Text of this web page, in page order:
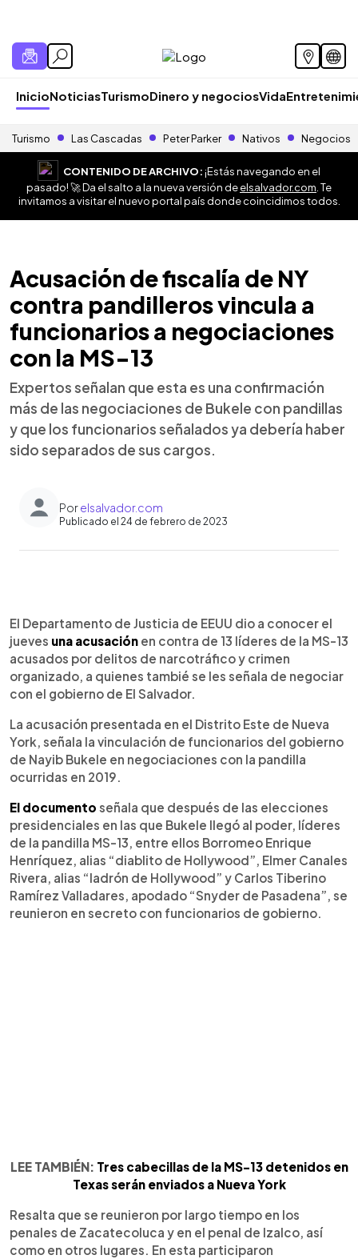
InicioNoticiasTurismoDinero y negociosVida
Turismo Las Cascadas Peter Parker Nativos Negocios
CONTENIDO DE ARCHIVO:¡Estás navegando en el
pasado! 🚀 Da el salto a la nueva versión deelsalvador.com . Te
invitamos a visitar el nuevo portal país donde coincidimos todos.
Acusación de fiscalía de NY
contra pandilleros vincula a
funcionarios a negociaciones
con la MS-13
Expertos señalan que esta es una confirmación
más de las negociaciones de Bukele con pandillas
y que los funcionarios señalados ya debería haber
sido separados de sus cargos.
Porelsalvador.com
Publicado el 24 de febrero de 2023
Escuchar artículo
El Departamento de Justicia de EEUU dio a conocer el
jueves una acusación en contra de 13 líderes de la MS-13
acusados por delitos de narcotráfico y crimen
organizado, a quienes tambié se les señala de negociar
con el gobierno de El Salvador.
La acusación presentada en el Distrito Este de Nueva
York, señala la vinculación de funcionarios del gobierno
de Nayib Bukele en negociaciones con la pandilla
ocurridas en 2019.
El documento señala que después de las elecciones
presidenciales en las que Bukele llegó al poder, líderes
de la pandilla MS-13, entre ellos Borromeo Enrique
Henríquez, alias “diablito de Hollywood”, Elmer Canales
Rivera, alias “ladrón de Hollywood” y Carlos Tiberino
Ramírez Valladares, apodado “Snyder de Pasadena”, se
reunieron en secreto con funcionarios de gobierno.
LEE TAMBIÉN: Tres cabecillas de la MS-13 detenidos en
Texas serán enviados a Nueva York
Resalta que se reunieron por largo tiempo en los
penales de Zacatecoluca y en el penal de Izalco, así
como en otros lugares. En esta participaron